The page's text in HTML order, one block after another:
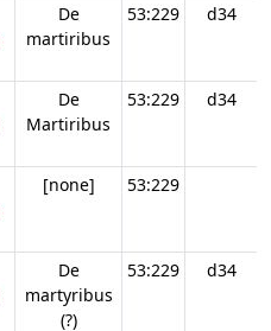
De
martiribus
53:229 d34
De
Martiribus
53:229 d34
[none] 53:229
De
martyribus
(?)
53:229 d34